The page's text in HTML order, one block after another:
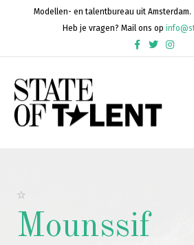
Modellen- en talentbureau uit Amsterdam.
Heb je vragen? Mail ons op
FacebookTwitterInstagram
Mounssif